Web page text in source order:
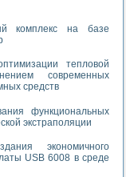
комплекс на базе
тепловой
современных
средств
функциональных
экстраполяции
экономичного
USB 6008 в среде